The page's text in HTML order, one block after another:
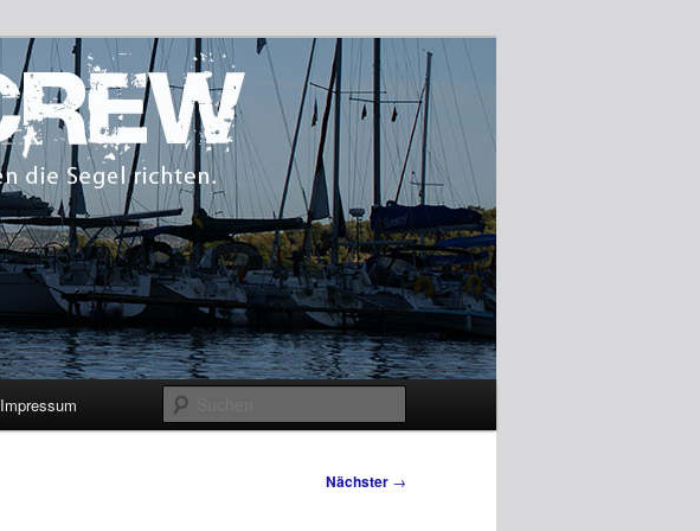
Impressum
Nächster →